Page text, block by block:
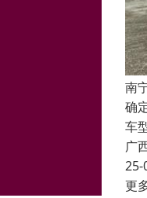
南
确
车
广
25-
更